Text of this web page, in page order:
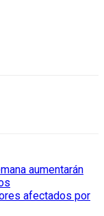
aumentarán
afectados por